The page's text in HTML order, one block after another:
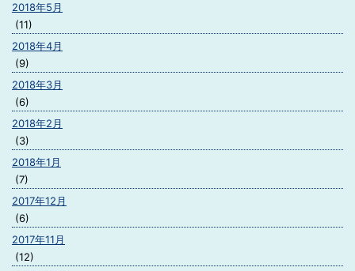
2018年5月
(11)
2018年4月
(9)
2018年3月
(6)
2018年2月
(3)
2018年1月
(7)
2017年12月
(6)
2017年11月
(12)